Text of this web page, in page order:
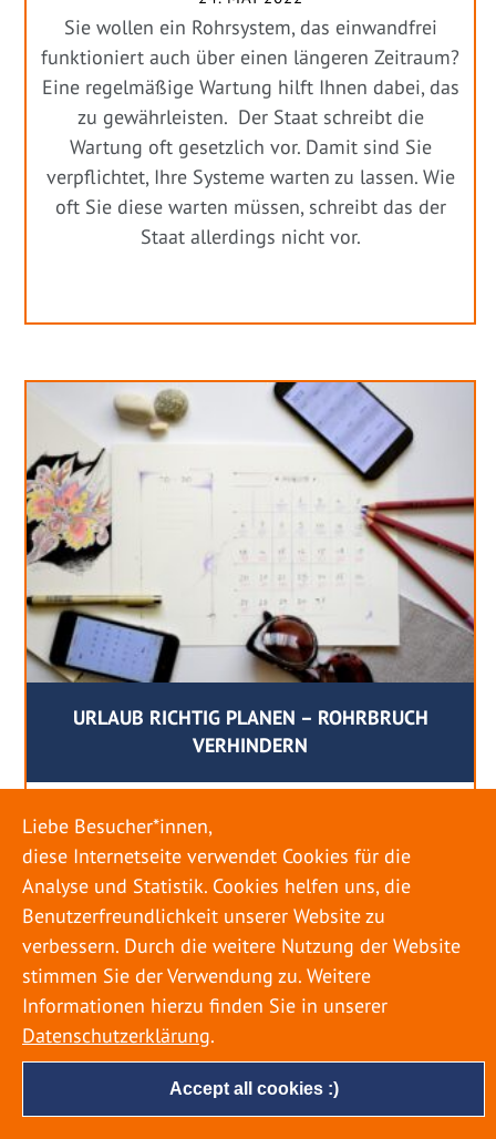
Sie wollen ein Rohrsystem, das einwandfrei
funktioniert auch über einen längeren Zeitraum?
Eine regelmäßige Wartung hilft Ihnen dabei, das
zu gewährleisten. Der Staat schreibt die
Wartung oft gesetzlich vor. Damit sind Sie
verpflichtet, Ihre Systeme warten zu lassen. Wie
oft Sie diese warten müssen, schreibt das der
Staat allerdings nicht vor.
URLAUB RICHTIG PLANEN – ROHRBRUCH
VERHINDERN
18. MAI 2022
Egal ob Sommer oder Winter: Alle Menschen
genießen ihren Urlaub. Dabei zieht es die Einen
weiter weg, die Anderen bleiben dann doch
lieber in der Heimat. Wenn Sie für eine längere
Zeit wegfahren möchten, gibt es einige Dinge zu
beachten, damit nicht anschließend eine böse
Überraschung auf Sie wartet. Um einen
möglichst entspannten Urlaub zu […]
Accept all cookies :)
Liebe Besucher*innen,
diese Internetseite verwendet Cookies für die
Analyse und Statistik. Cookies helfen uns, die
Benutzerfreundlichkeit unserer Website zu
verbessern. Durch die weitere Nutzung der Website
stimmen Sie der Verwendung zu. Weitere
Informationen hierzu finden Sie in unserer
Datenschutzerklärung.